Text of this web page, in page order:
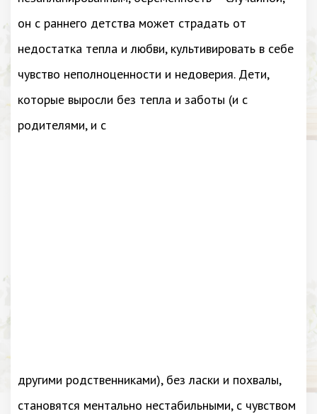
он с раннего детства может страдать от
недостатка тепла и любви, культивировать в себе
чувство неполноценности и недоверия. Дети,
которые выросли без тепла и заботы (и с
родителями, и с
другими родственниками), без ласки и похвалы,
становятся ментально нестабильными, с чувством